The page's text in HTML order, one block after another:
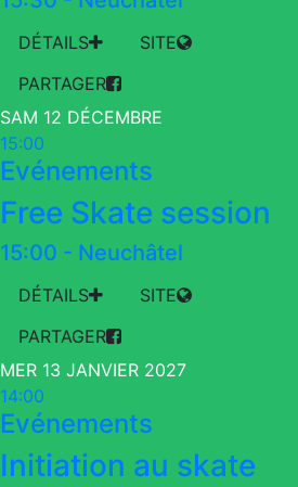
DÉTAILS
SITE
PARTAGER
SAM 12 DÉCEMBRE
15:00
Evénements
Free Skate session
15:00 - Neuchâtel
DÉTAILS
SITE
PARTAGER
MER 13 JANVIER 2027
14:00
Evénements
Initiation au skate